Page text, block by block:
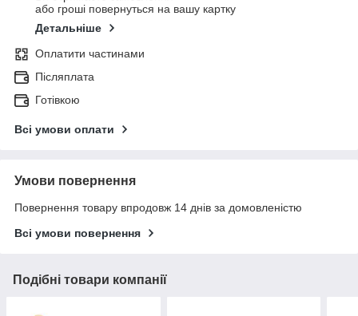
або гроші повернуться на вашу картку
Детальніше
Оплатити частинами
Післяплата
Готівкою
Всі умови оплати
Умови повернення
Повернення товару впродовж 14 днів за домовленістю
Всі умови повернення
Подібні товари компанії